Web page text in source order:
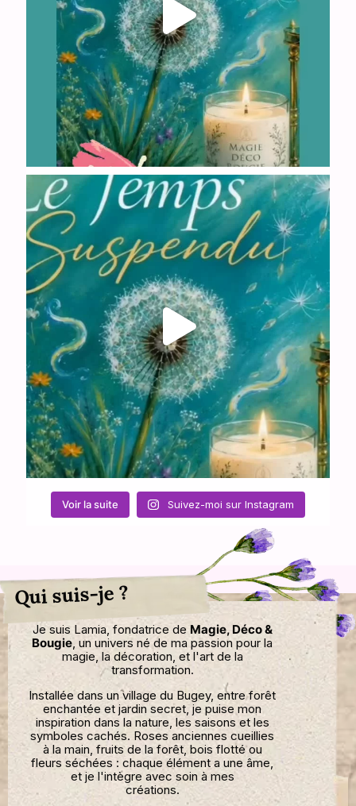
Voir la suite Suivez-moi sur Instagram
Qui suis-je ?
Je suis Lamia, fondatrice de Magie, Déco &
Bougie , un univers né de ma passion pour la
magie, la décoration, et l'art de la
transformation.
Installée dans un village du Bugey, entre forêt
enchantée et jardin secret, je puise mon
inspiration dans la nature, les saisons et les
symboles cachés. Roses anciennes cueillies
à la main, fruits de la forêt, bois flotté ou
fleurs séchées : chaque élément a une âme,
et je l'intègre avec soin à mes
créations.